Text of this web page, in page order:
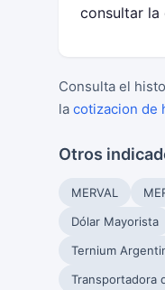
consultar la
Consulta el
la cotizacion de
Otros
MERVAL
Dólar Mayorista
Ternium
Transportadora